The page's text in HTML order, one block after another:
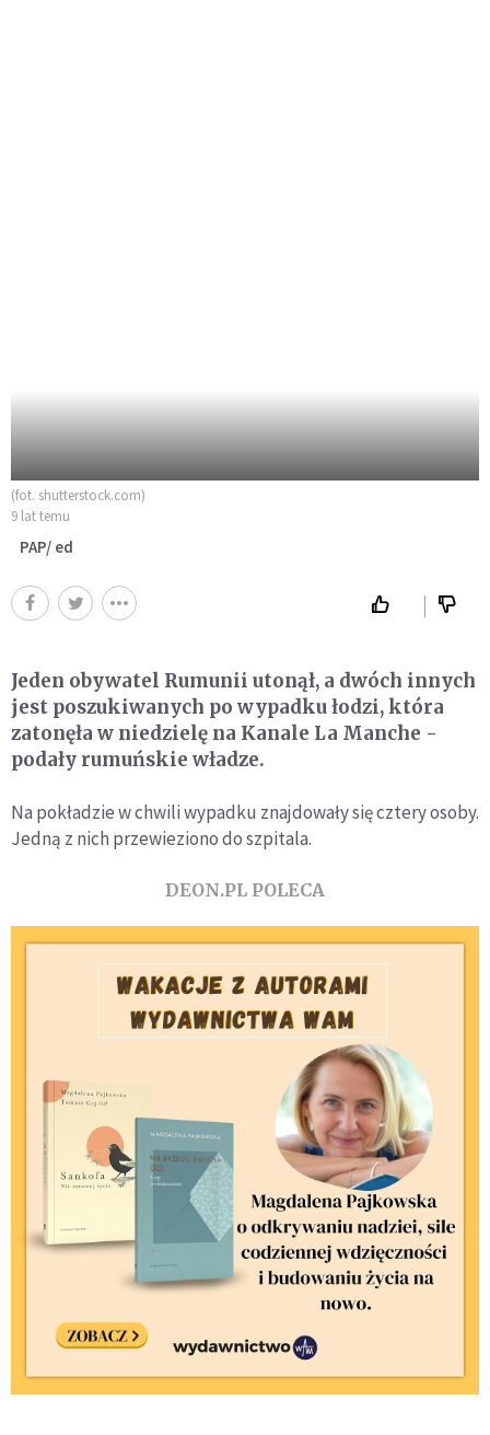
(fot. shutterstock.com)
9 lat temu
PAP/ ed
Jeden obywatel Rumunii utonął, a dwóch innych
jest poszukiwanych po wypadku łodzi, która
zatonęła w niedzielę na Kanale La Manche -
podały rumuńskie władze.
Na pokładzie w chwili wypadku znajdowały się cztery osoby.
Jedną z nich przewieziono do szpitala.
DEON.PL POLECA